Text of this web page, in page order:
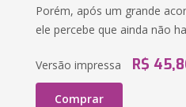
Porém, após um grande
ele percebe que ainda não
Versão impressa R$
Comprar